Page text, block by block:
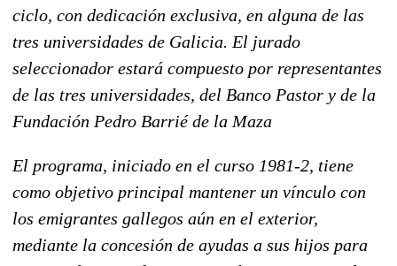
ciclo, con dedicación exclusiva, en alguna de las
tres universidades de Galicia. El jurado
seleccionador estará compuesto por representantes
de las tres universidades, del Banco Pastor y de la
Fundación Pedro Barrié de la Maza
El programa, iniciado en el curso 1981-2, tiene
como objetivo principal mantener un vínculo con
los emigrantes gallegos aún en el exterior,
mediante la concesión de ayudas a sus hijos para